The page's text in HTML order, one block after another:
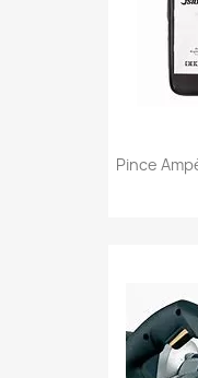
Pince